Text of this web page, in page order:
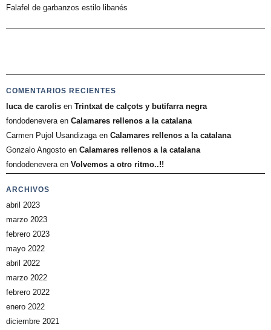
Falafel de garbanzos estilo libanés
COMENTARIOS RECIENTES
luca de carolis en Trintxat de calçots y butifarra negra
fondodenevera en Calamares rellenos a la catalana
Carmen Pujol Usandizaga en Calamares rellenos a la catalana
Gonzalo Angosto en Calamares rellenos a la catalana
fondodenevera en Volvemos a otro ritmo..!!
ARCHIVOS
abril 2023
marzo 2023
febrero 2023
mayo 2022
abril 2022
marzo 2022
febrero 2022
enero 2022
diciembre 2021